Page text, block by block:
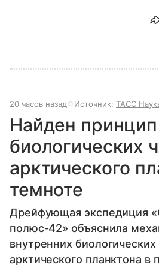
20 часов назад Источник: ТАСС
Найден
биологических
арктического
темноте
Дрейфующая экспедиция
полюс-42» объяснила
внутренних биологических
арктического планктона в